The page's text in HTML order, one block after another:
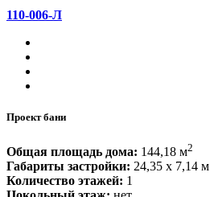
110-006-Л
Проект бани
Общая площадь дома: 144,18 м2
Габариты застройки: 24,35 x 7,14 м
Количество этажей: 1